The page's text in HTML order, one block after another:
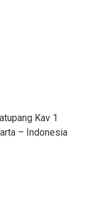
Kav 1
– Indonesia